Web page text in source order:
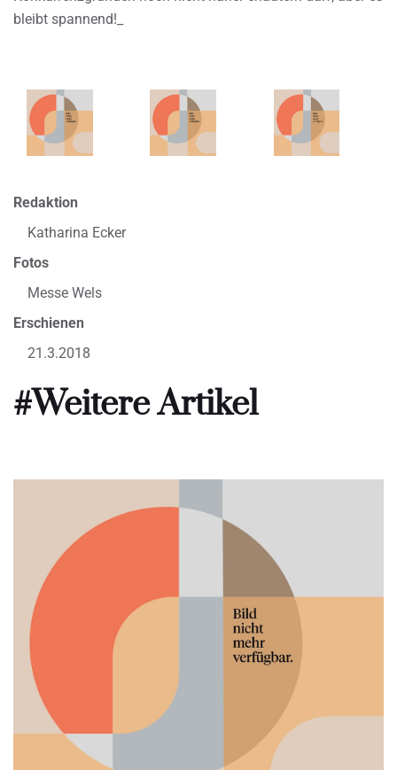
bleibt spannend!_
Redaktion
Katharina Ecker
Fotos
Messe Wels
Erschienen
21.3.2018
#Weitere Artikel